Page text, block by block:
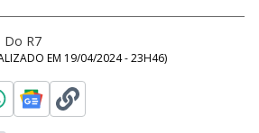
Do R7
EM 19/04/2024 - 23H46)